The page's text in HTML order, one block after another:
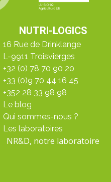
NUTRI-LOGICS
16 Rue de Drinklange
L-9911 Troisvierges
+32 (0) 78 70 90 20
+33 (0)9 70 44 16 45
+352 28 33 98 98
Le blog
Qui sommes-nous ?
Les laboratoires
NR&D, notre laboratoire